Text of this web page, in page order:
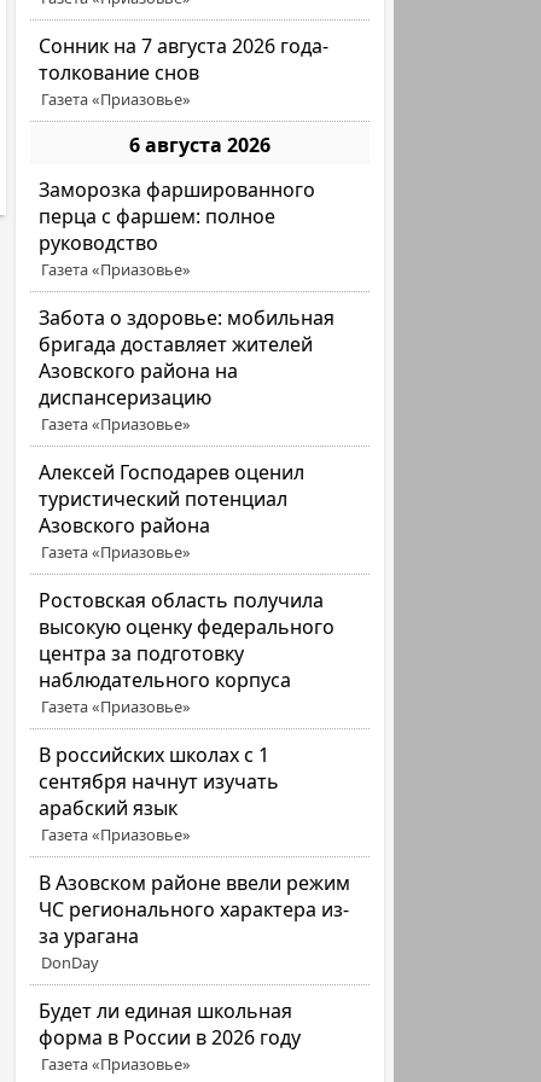
Сонник на 7 августа 2026 года-
толкование снов
Газета «Приазовье»
6 августа 2026
Заморозка фаршированного
перца с фаршем: полное
руководство
Газета «Приазовье»
Забота о здоровье: мобильная
бригада доставляет жителей
Азовского района на
диспансеризацию
Газета «Приазовье»
Алексей Господарев оценил
туристический потенциал
Азовского района
Газета «Приазовье»
Ростовская область получила
высокую оценку федерального
центра за подготовку
наблюдательного корпуса
Газета «Приазовье»
В российских школах с 1
сентября начнут изучать
арабский язык
Газета «Приазовье»
В Азовском районе ввели режим
ЧС регионального характера из-
за урагана
DonDay
Будет ли единая школьная
форма в России в 2026 году
Газета «Приазовье»